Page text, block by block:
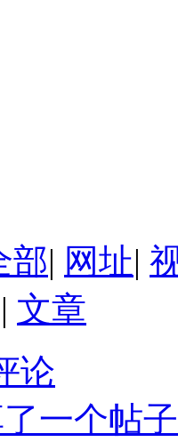
部| 网址|
| 文章
论
一个帖子